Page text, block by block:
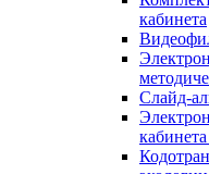
кабинета
Слайд-